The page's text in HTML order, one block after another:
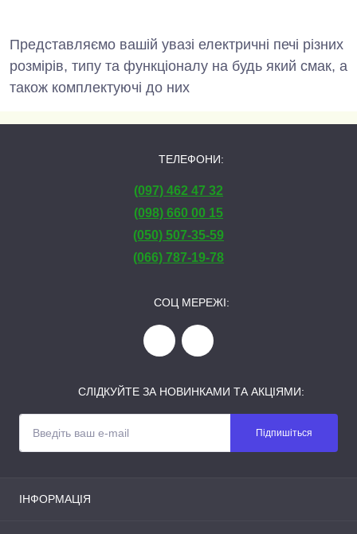
Представляємо вашій увазі електричні печі різних
розмірів, типу та функціоналу на будь який смак, а
також комплектуючі до них
ТЕЛЕФОНИ:
(097) 462 47 32
(098) 660 00 15
(050) 507-35-59
(066) 787-19-78
СОЦ МЕРЕЖІ:
СЛІДКУЙТЕ ЗА НОВИНКАМИ ТА АКЦІЯМИ:
Підпишіться
ІНФОРМАЦІЯ